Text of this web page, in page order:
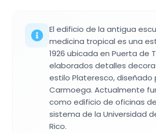
El edificio de la antigua
medicina tropical es una
1926 ubicada en Puerta de
elaborados detalles
estilo Plateresco, diseñado
Carmoega. Actualmente
como edificio de oficinas
sistema de la Universidad
Rico.